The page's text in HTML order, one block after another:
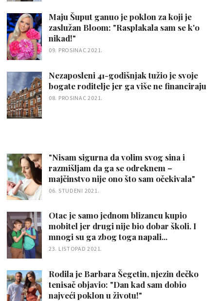
Maju Šuput ganuo je poklon za koji je
zaslužan Bloom: "Rasplakala sam se k'o
nikad!"
09. PROSINAC 2021.
Nezaposleni 41-godišnjak tužio je svoje
bogate roditelje jer ga više ne financiraju
08. PROSINAC 2021.
"Nisam sigurna da volim svog sina i
razmišljam da ga se odreknem –
majčinstvo nije ono što sam očekivala"
06. STUDENI 2021.
Otac je samo jednom blizancu kupio
mobitel jer drugi nije bio dobar školi. I
mnogi su ga zbog toga napali...
23. LISTOPAD 2021.
Rodila je Barbara Šegetin, njezin dečko
tenisač objavio: "Dan kad sam dobio
najveći poklon u životu!"